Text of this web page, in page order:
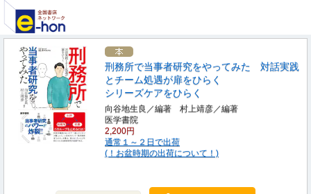
刑務所で当事者研究をやってみた 対話実践
とチーム処遇が扉をひらく
シリーズケアをひらく
向谷地生良／編著 村上靖彦／編著
医学書院
2,200円
通常１～２日で出荷
(！お盆時期の出荷について！)